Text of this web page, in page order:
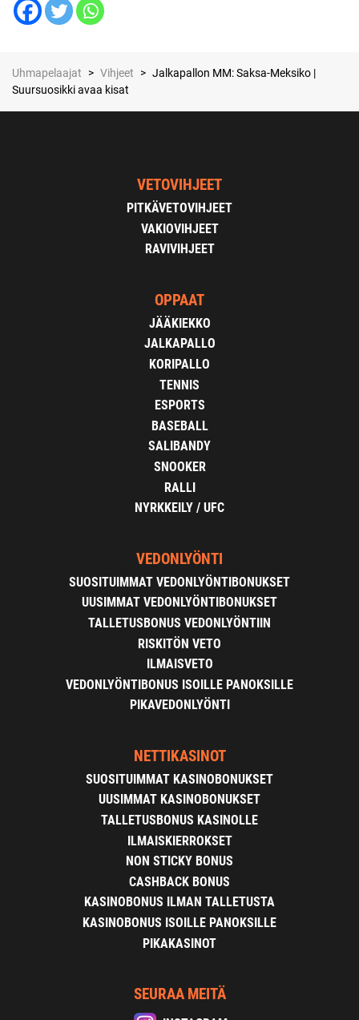
Uhmapelaajat > Vihjeet > Jalkapallon MM: Saksa-Meksiko |
Suursuosikki avaa kisat
VETOVIHJEET
PITKÄVETOVIHJEET
VAKIOVIHJEET
RAVIVIHJEET
OPPAAT
JÄÄKIEKKO
JALKAPALLO
KORIPALLO
TENNIS
ESPORTS
BASEBALL
SALIBANDY
SNOOKER
RALLI
NYRKKEILY / UFC
VEDONLYÖNTI
SUOSITUIMMAT VEDONLYÖNTIBONUKSET
UUSIMMAT VEDONLYÖNTIBONUKSET
TALLETUSBONUS VEDONLYÖNTIIN
RISKITÖN VETO
ILMAISVETO
VEDONLYÖNTIBONUS ISOILLE PANOKSILLE
PIKAVEDONLYÖNTI
NETTIKASINOT
SUOSITUIMMAT KASINOBONUKSET
UUSIMMAT KASINOBONUKSET
TALLETUSBONUS KASINOLLE
ILMAISKIERROKSET
NON STICKY BONUS
CASHBACK BONUS
KASINOBONUS ILMAN TALLETUSTA
KASINOBONUS ISOILLE PANOKSILLE
PIKAKASINOT
SEURAA MEITÄ